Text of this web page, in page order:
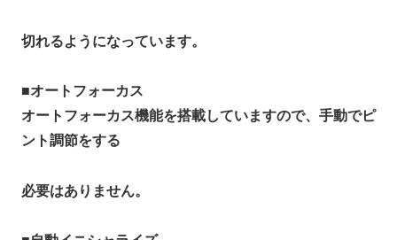
切れるようになっています。
■オートフォーカス
オートフォーカス機能を搭載していますので、手動でピ
ント調節をする
必要はありません。